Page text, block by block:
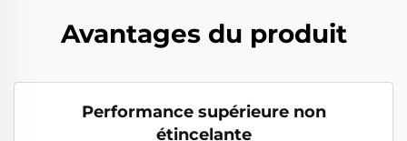
Avantages du produit
Performance supérieure non
étincelante